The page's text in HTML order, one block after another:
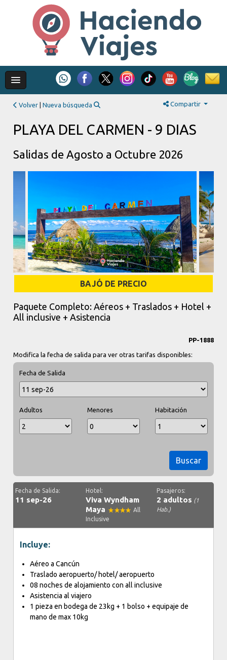
Volver |Nueva búsqueda Compartir
PLAYA DEL CARMEN - 9 DIAS
Salidas de Agosto a Octubre 2026
BAJÓ DE PRECIO
Paquete Completo: Aéreos + Traslados + Hotel +
All inclusive + Asistencia
PP-1888
Modifica la fecha de salida para ver otras tarifas disponibles:
Fecha de Salida
Adultos Menores Habitación
Buscar
Fecha de Salida:
11 sep-26
Hotel:
Viva Wyndham
Maya
All
Inclusive
Pasajeros:
2 adultos (1
Hab.)
Incluye:
Aéreo a Cancún
Traslado aeropuerto/ hotel/ aeropuerto
08 noches de alojamiento con all inclusive
Asistencia al viajero
1 pieza en bodega de 23kg + 1 bolso + equipaje de
mano de max 10kg